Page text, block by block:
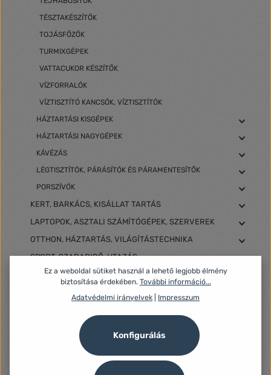
TÉSZTAKÉSZÍTŐK
TOJÁSFŐZŐK
TURMIXGÉPEK
VATTACUKOR KÉSZÍTŐK
VÍZFORRALÓK
VÍZTISZTÍTÓ KANCSÓK, VÍZTISZTÍTÓK
HÁZTARTÁSI KISGÉPEK
HÁZTARTÁSI NAGYGÉPEK
KÁVÉZÁS
LÉGTISZTÍTÓK, PÁRÁSÍTÓK ÉS PÁRAMENTESÍTŐK
PORSZÍVÓK
KERT, BARKÁCS, KISÁLLAT TARTÁS
LAPTOPOK, ASZTALI SZÁMÍTÓGÉPEK, SZERVEREK
OTTHON, HÁZTARTÁS, VILÁGÍTÁSTECHNIKA
SPORT, SZABADIDŐ, UTAZÁS
SZÁMÍTÁSTECHNIKA, PERIFÉRIÁK, HÁLÓZAT, UPS
SZÉPSÉGÁPOLÁS, EGÉSZSÉGMEGŐRZÉS, HIGIÉNIA
TELEVÍZIÓ, JÁTÉKKONZOL, SZÓRAKOZÁS
Ez a weboldal sütiket használ a lehető legjobb élmény
biztosítása érdekében. További információ...
Adatvédelmi irányelvek
Impresszum
Konfigurálás